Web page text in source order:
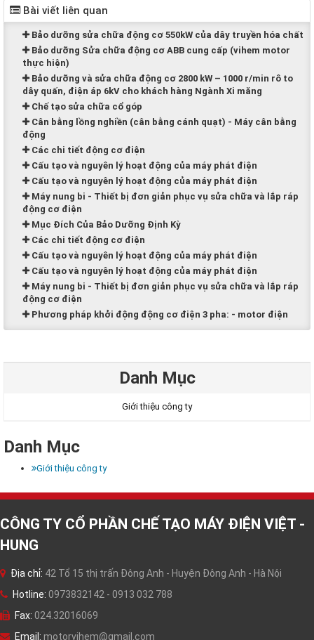
Bài viết liên quan
Bảo dưỡng sửa chữa động cơ 550kW của dây truyền hóa chất
Bảo dưỡng Sửa chữa động cơ ABB cung cấp (vihem motor
thực hiện)
Bảo dưỡng và sửa chữa động cơ 2800 kW – 1000 r/min rô to
dây quấn, điện áp 6kV cho khách hàng Ngành Xi măng
Chế tạo sửa chữa cổ góp
Cân bằng lồng nghiền (cân bằng cánh quạt) - Máy cân bằng
động
Các chi tiết động cơ điện
Cấu tạo và nguyên lý hoạt động của máy phát điện
Cấu tạo và nguyên lý hoạt động của máy phát điện
Máy nung bi - Thiết bị đơn giản phục vụ sửa chữa và lắp ráp
động cơ điện
Mục Đích Của Bảo Dưỡng Định Kỳ
Các chi tiết động cơ điện
Cấu tạo và nguyên lý hoạt động của máy phát điện
Cấu tạo và nguyên lý hoạt động của máy phát điện
Máy nung bi - Thiết bị đơn giản phục vụ sửa chữa và lắp ráp
động cơ điện
Phương pháp khởi động động cơ điện 3 pha: - motor điện
Danh Mục
Giới thiệu công ty
Danh Mục
Giới thiệu công ty
CÔNG TY CỔ PHẦN CHẾ TẠO MÁY ĐIỆN VIỆT -
HUNG
Địa chỉ: 42 Tổ 15 thị trấn Đông Anh - Huyện Đông Anh - Hà Nội
Hotline: 0973832142 - 0913 032 788
Fax: 024.32016069
Email: motorvihem@gmail.com